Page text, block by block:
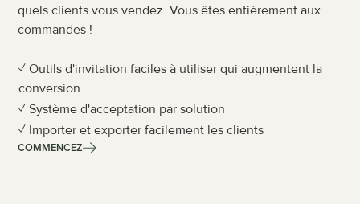
quels clients vous vendez. Vous êtes entièrement aux
commandes !
✓ Outils d'invitation faciles à utiliser qui augmentent la
conversion
✓ Système d'acceptation par solution
✓ Importer et exporter facilement les clients
COMMENCEZ